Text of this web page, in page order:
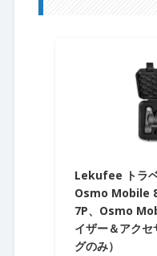
Lekufee トラ
Osmo Mobile
7P、Osmo
イザー＆アク
グのみ）